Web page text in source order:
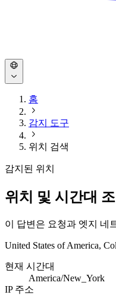
홈
감지 도구
위치 검색
감지된 위치
위치 및 시간대 조
이 답변은 요청과 엣지 네
United States of America,
현재 시간대
America/New_York
IP 주소